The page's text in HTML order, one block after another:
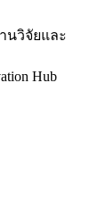
นวิจัยและ
Hub